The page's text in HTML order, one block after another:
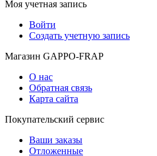
Моя учетная запись
Войти
Создать учетную запись
Магазин GAPPO-FRAP
О нас
Обратная связь
Карта сайта
Покупательский сервис
Ваши заказы
Отложенные